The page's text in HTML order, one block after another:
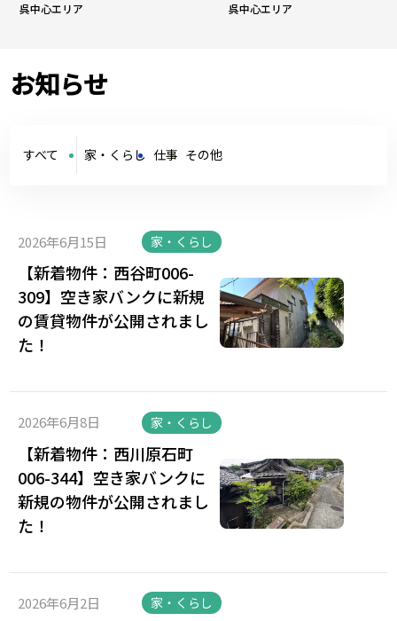
呉中心エリア 呉中心エリア
お知らせ
すべて 家・くらし 仕事 その他
2026年6月15日 家・くらし
【新着物件：西谷町006-
309】空き家バンクに新規
の賃貸物件が公開されまし
た！
2026年6月8日 家・くらし
【新着物件：西川原石町
006-344】空き家バンクに
新規の物件が公開されまし
た！
2026年6月2日 家・くらし